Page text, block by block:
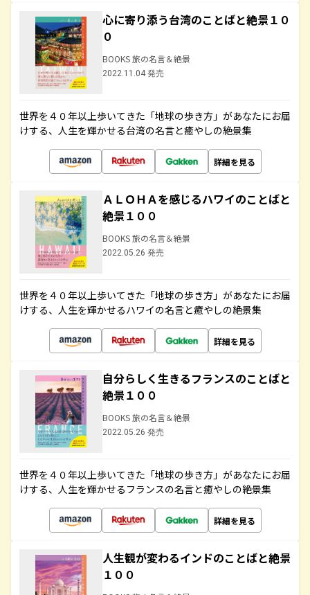
心に寄り添う台湾のことばと絶景１０
０
BOOKS 旅の名言＆絶景
2022.11.04 発売
世界を４０年以上歩いてきた「地球の歩き方」があなたにお届
けする、人生を輝かせる台湾の名言と癒やしの絶景集
詳細を見る
ＡＬＯＨＡを感じるハワイのことばと
絶景１００
BOOKS 旅の名言＆絶景
2022.05.26 発売
世界を４０年以上歩いてきた「地球の歩き方」があなたにお届
けする、人生を輝かせるハワイの名言と癒やしの絶景集
詳細を見る
自分らしく生きるフランスのことばと
絶景１００
BOOKS 旅の名言＆絶景
2022.05.26 発売
世界を４０年以上歩いてきた「地球の歩き方」があなたにお届
けする、人生を輝かせるフランスの名言と癒やしの絶景集
詳細を見る
人生観が変わるインドのことばと絶景
１００